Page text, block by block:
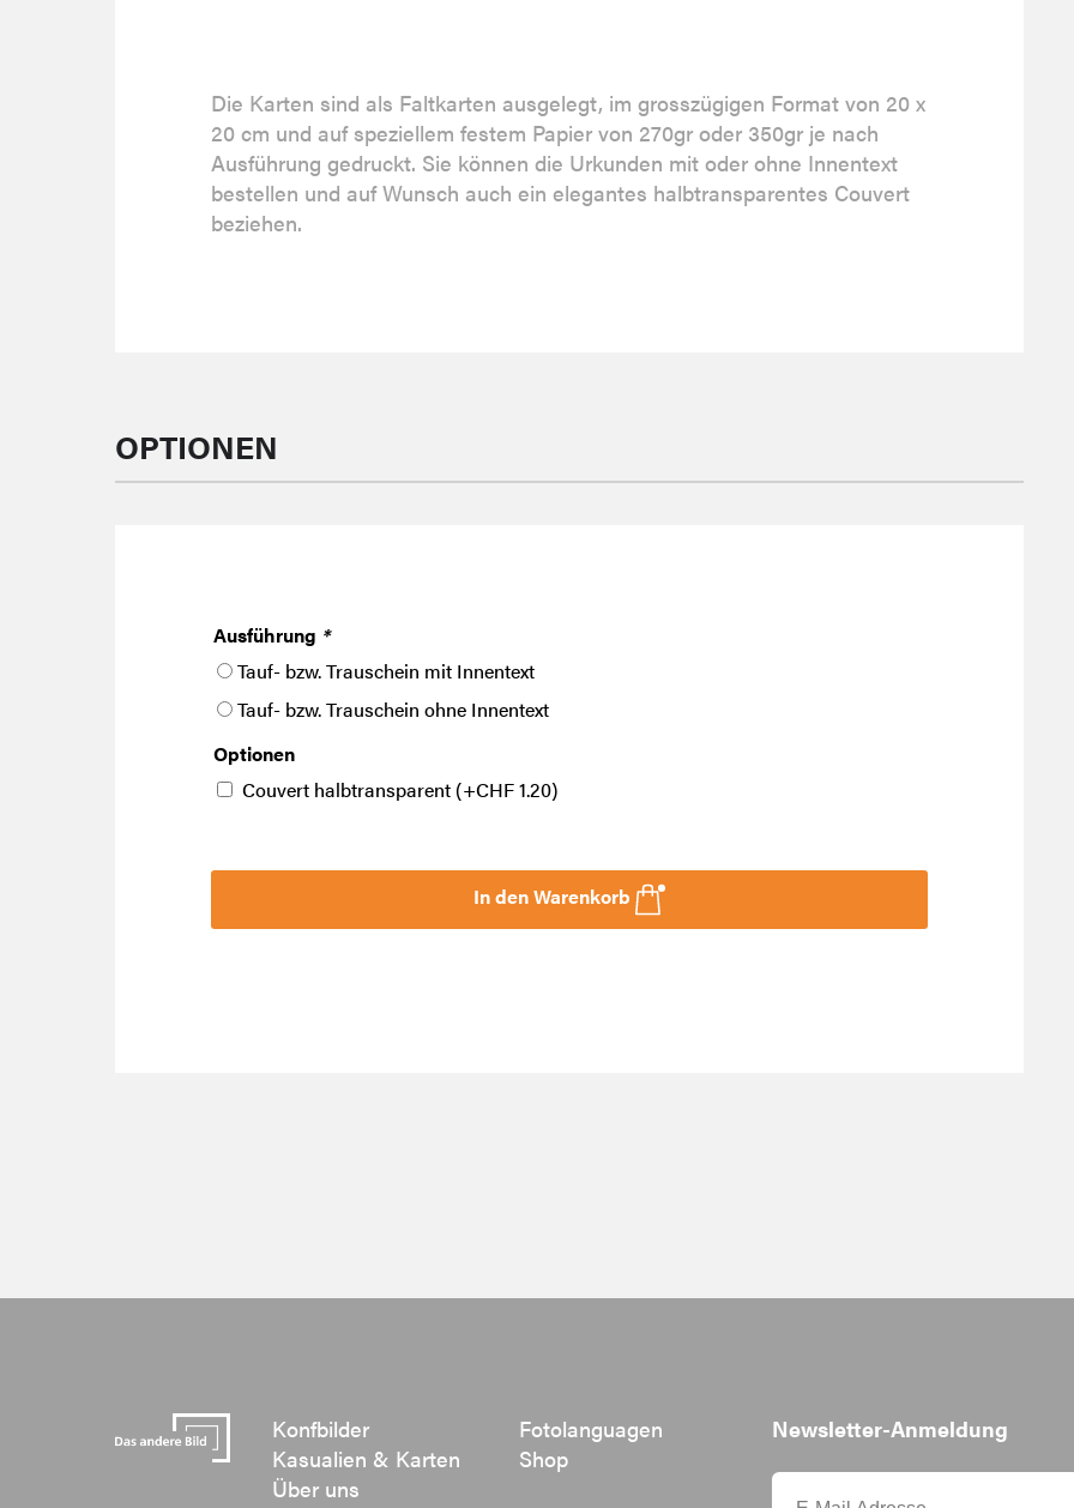
Die Karten sind als Faltkarten ausgelegt, im grosszügigen Format von 20 x
20 cm und auf speziellem festem Papier von 270gr oder 350gr je nach
Ausführung gedruckt. Sie können die Urkunden mit oder ohne Innentext
bestellen und auf Wunsch auch ein elegantes halbtransparentes Couvert
beziehen.
OPTIONEN
Ausführung *
Tauf- bzw. Trauschein mit Innentext
Tauf- bzw. Trauschein ohne Innentext
Optionen
Couvert halbtransparent (+CHF1.20)
In den Warenkorb
Konfbilder
Fotolanguagen
Kasualien & Karten
Shop
Über uns
Newsletter-Anmeldung